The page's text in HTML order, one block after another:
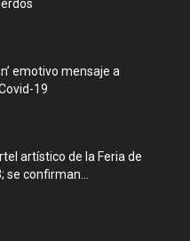
emotivo mensaje a
19
artístico de la Feria de
confirman...